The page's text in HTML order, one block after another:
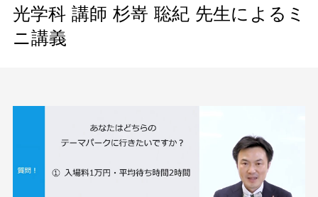
光学科 講師 杉嵜 聡紀 先生によるミ
ニ講義